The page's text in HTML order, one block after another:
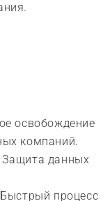
освобождение
компаний.
Защита данных
процесс